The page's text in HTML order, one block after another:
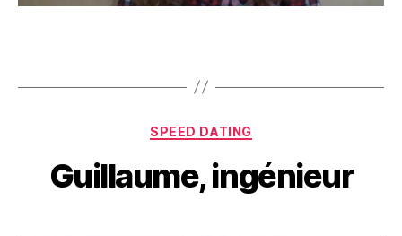
Catégories
SPEED DATING
Guillaume, ingénieur